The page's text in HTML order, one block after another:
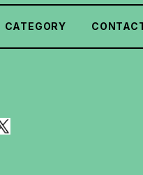
CATEGORY